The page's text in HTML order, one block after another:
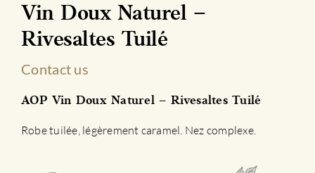
Vin Doux Naturel –
Rivesaltes Tuilé
Contact us
AOP Vin Doux Naturel – Rivesaltes Tuilé
Robe tuilée, légèrement caramel. Nez complexe.